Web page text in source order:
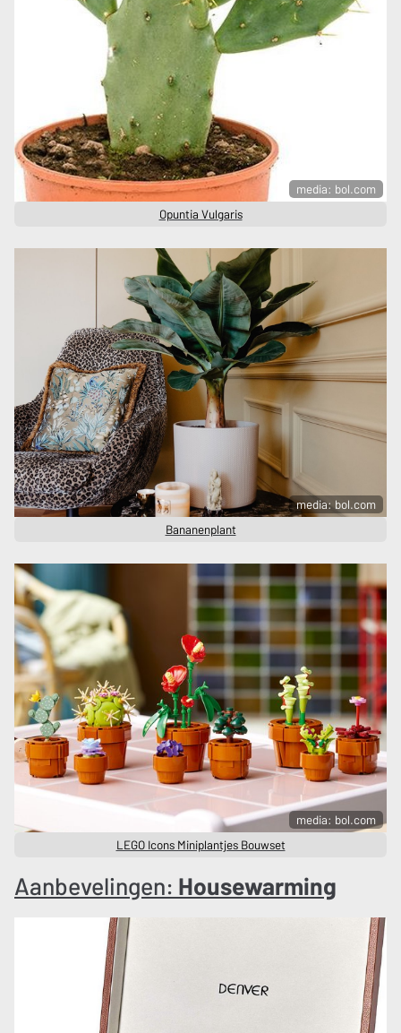
media: bol.com
Opuntia Vulgaris
media: bol.com
Bananenplant
media: bol.com
LEGO Icons Miniplantjes Bouwset
Aanbevelingen: Housewarming